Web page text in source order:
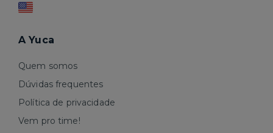
A Yuca
Quem somos
Dúvidas frequentes
Política de privacidade
Vem pro time!